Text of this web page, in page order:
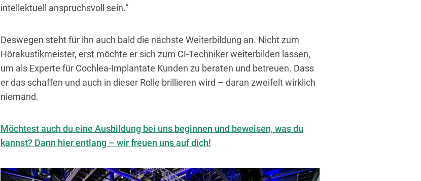
intellektuell anspruchsvoll sein.“
Deswegen steht für ihn auch bald die nächste Weiterbildung an. Nicht zum
Hörakustikmeister, erst möchte er sich zum CI-Techniker weiterbilden lassen,
um als Experte für Cochlea-Implantate Kunden zu beraten und betreuen. Dass
er das schaffen und auch in dieser Rolle brillieren wird – daran zweifelt wirklich
niemand.
Möchtest auch du eine Ausbildung bei uns beginnen und beweisen, was du
kannst? Dann hier entlang – wir freuen uns auf dich!